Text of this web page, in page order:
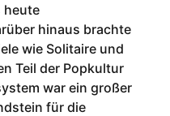
heute
hinaus brachte
wie Solitaire und
Teil der Popkultur
war ein großer
für die